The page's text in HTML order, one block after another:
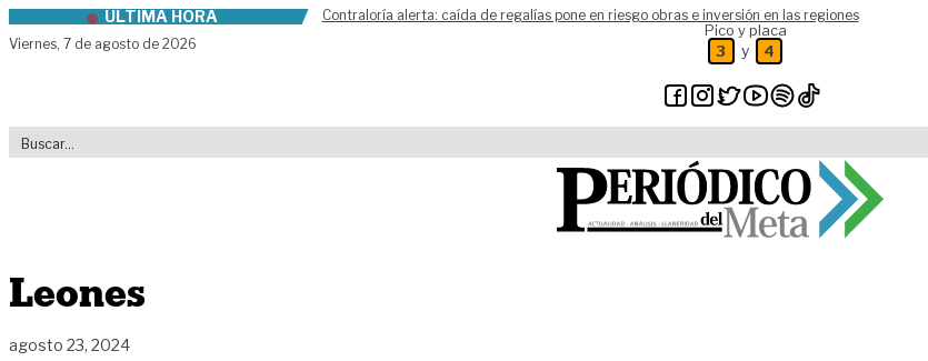
Skip to contentÚLTIMA HORA
Contraloría alerta: caída de regalías pone en riesgo obras e inversión en las regiones
Viernes, 7 de agosto de 2026
Pico y placa
3 y 4
Leones
agosto 23, 2024